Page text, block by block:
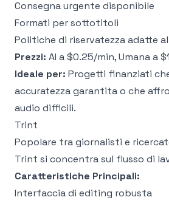
Consegna urgente disponibile
Formati per sottotitoli
Politiche di riservatezza adatte
Prezzi: AI a $0.25/min, Umana a
Ideale per: Progetti finanziati
accuratezza garantita o che
audio difficili.
Trint
Popolare tra giornalisti e
Trint si concentra sul flusso di
Caratteristiche Principali:
Interfaccia di editing robusta